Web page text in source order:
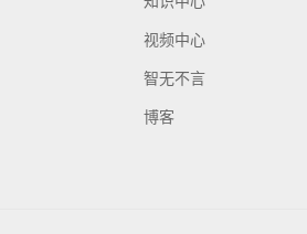
视频中心
智无不言
博客